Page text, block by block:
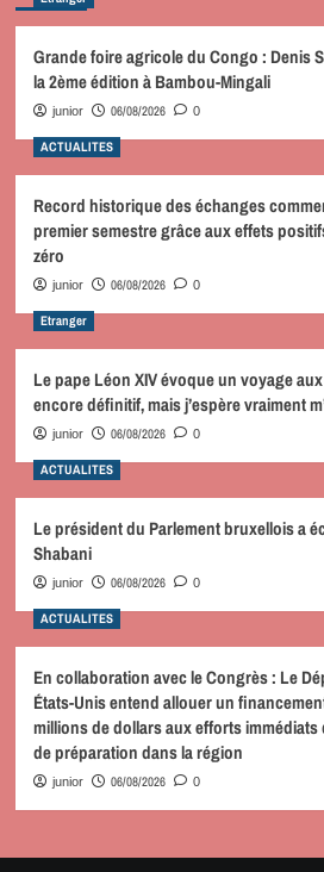
Grande foire agricole du Congo : Denis
la 2ème édition à Bambou-Mingali
junior 06/08/2026 0
ACTUALITES
Record historique des échanges
premier semestre grâce aux effets
zéro
junior 06/08/2026 0
Etranger
Le pape Léon XIV évoque un voyage
encore définitif, mais j’espère vraiment
junior 06/08/2026 0
ACTUALITES
Le président du Parlement bruxellois a
Shabani
junior 06/08/2026 0
ACTUALITES
En collaboration avec le Congrès : Le
États-Unis entend allouer un
millions de dollars aux efforts immédiats
de préparation dans la région
junior 06/08/2026 0